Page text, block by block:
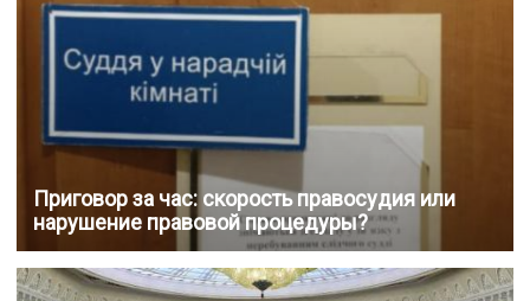
Приговор за час: скорость правосудия или
нарушение правовой процедуры?